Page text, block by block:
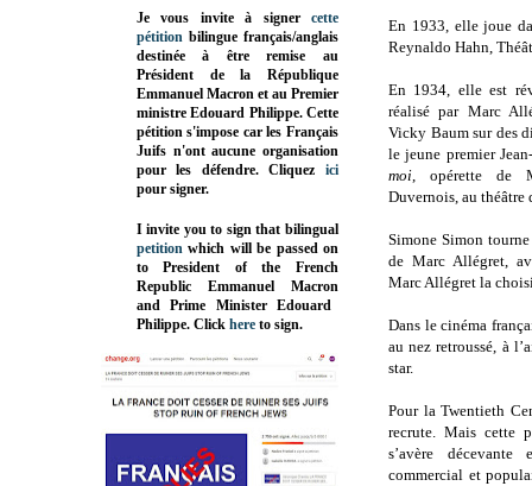
En 1933, elle joue
Reynaldo Hahn,
En 1934, elle est
réalisé par Marc
Vicky Baum sur des
le jeune premier
moi, opérette de
Duvernois, au théâtre
Simone Simon
de Marc Allégret,
Marc Allégret la
Dans le cinéma
au nez retroussé, à
star.
Pour la Twentieth
recrute. Mais cette
s’avère
commercial et
Je vous invite à signer cette
pétition bilingue français/anglais
destinée à être remise au
Président de la République
Emmanuel Macron et au Premier
ministre Edouard Philippe. Cette
pétition s'impose car les Français
Juifs n'ont aucune organisation
pour les défendre. Cliquez
ici
pour signer.
I invite you to sign that bilingual
petition which will be passed on
to President of the French
Republic Emmanuel Macron
and Prime MinisterEdouard
Philippe. Click here to sign.